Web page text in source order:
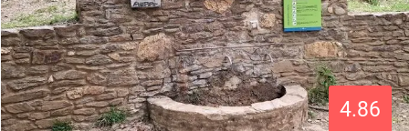
4.86